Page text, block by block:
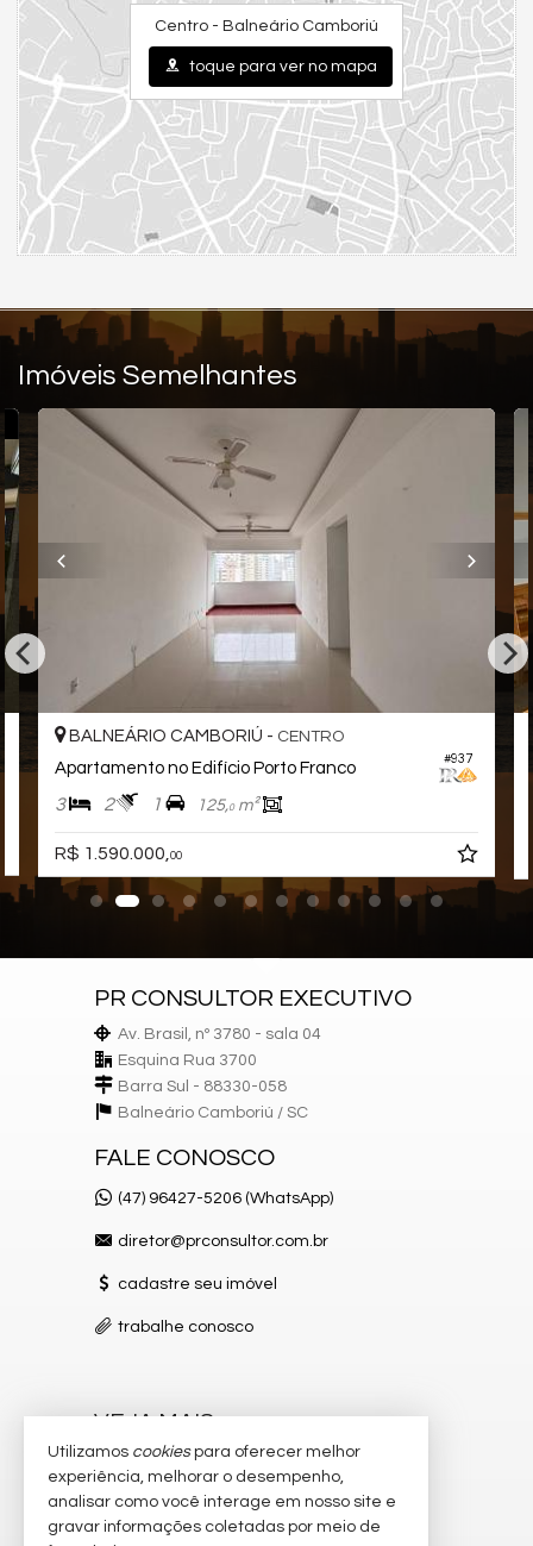
Centro - Balneário Camboriú
toque para ver no mapa
Imóveis Semelhantes
#937
BALNEÁRIO CAMBORIÚ - CENTRO
Apartamento no Edifício Porto Franco
3 2 1 125,0m²
R$ 1.590.000, 00
PR CONSULTOR EXECUTIVO
Av. Brasil, nº 3780 - sala 04
Esquina Rua 3700
Barra Sul - 88330-058
Balneário Camboriú / SC
FALE CONOSCO
(47) 96427-5206 (WhatsApp)
diretor@prconsultor.com.br
cadastre seu imóvel
trabalhe conosco
VEJA MAIS
receba nosso newsletter
indicadores financeiros
Utilizamos cookiespara oferecer melhor
experiência, melhorar o desempenho,
analisar como você interage em nosso site e
gravar informações coletadas por meio de